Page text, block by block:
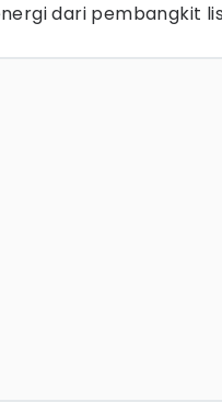
dari pembangkit